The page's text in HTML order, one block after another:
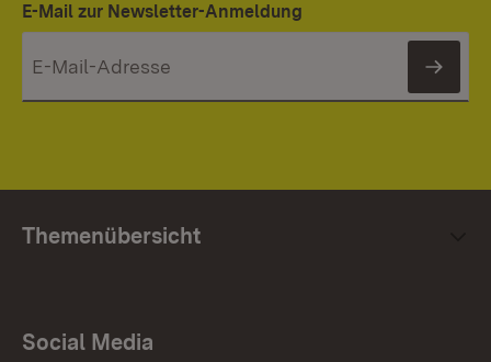
E-Mail zur Newsletter-Anmeldung
Themenübersicht
Social Media